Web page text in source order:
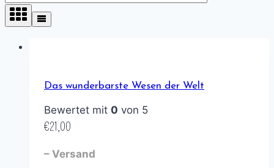
Das wunderbarste Wesen der Welt
Bewertet mit 0 von 5
€21,00
– Versand